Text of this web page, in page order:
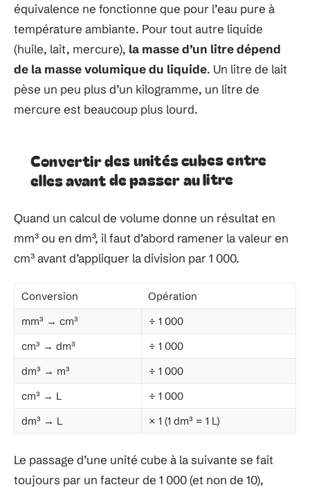
équivalence ne fonctionne que pour l’eau pure à
température ambiante. Pour tout autre liquide
(huile, lait, mercure), la masse d’un litre dépend
de la masse volumique du liquide. Un litre de lait
pèse un peu plus d’un kilogramme, un litre de
mercure est beaucoup plus lourd.
Convertir des unités cubes entre
elles avant de passer au litre
Quand un calcul de volume donne un résultat en
mm³ ou en dm³, il faut d’abord ramener la valeur en
cm³ avant d’appliquer la division par 1 000.
Conversion
Opération
mm³ → cm³
÷ 1 000
cm³ → dm³
÷ 1 000
dm³ → m³
÷ 1 000
cm³ → L
÷ 1 000
dm³ → L
× 1 (1 dm³ = 1 L)
Le passage d’une unité cube à la suivante se fait
toujours par un facteur de 1 000 (et non de 10),